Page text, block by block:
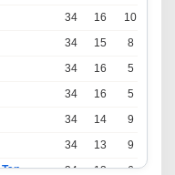
34 16 10
34 15 8
34 16 5
34 16 5
34 14 9
34 13 9
Persatuan Sepak Bola Indonesia Tangerang 34 13 6